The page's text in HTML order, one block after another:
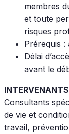
membres
et toute
risques
Prérequis :
Délai
avant le
INTERVENANTS
Consultants
de vie et
travail,